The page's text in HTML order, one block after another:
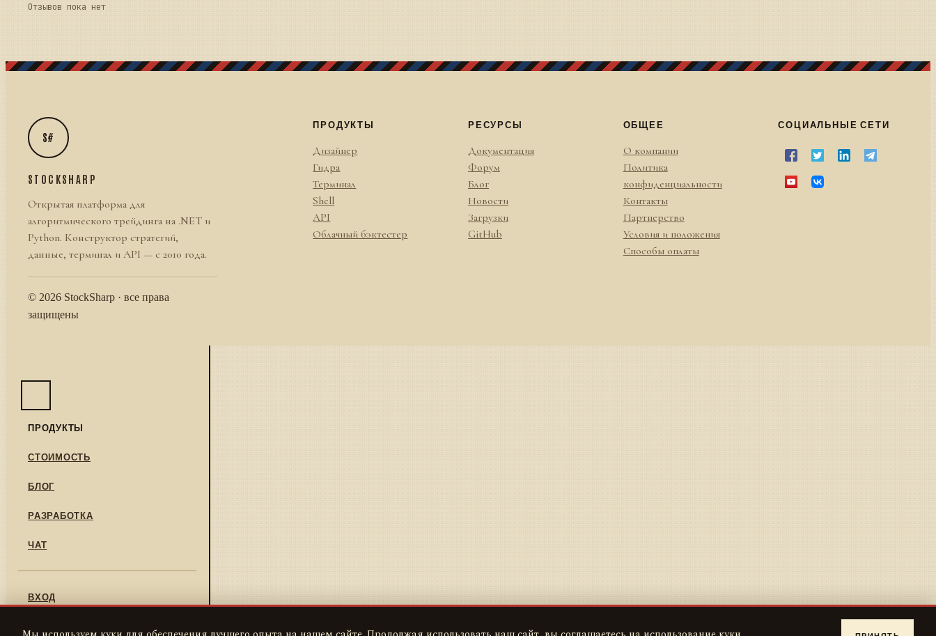
Отзывов пока нет
S#
STOCKSHARP
Открытая платформа для
алгоритмического трейдинга на .NET и
Python. Конструктор стратегий,
данные, терминал и API — с 2010 года.
© 2026 StockSharp · все права
защищены
ПРОДУКТЫ
Дизайнер
Гидра
Терминал
Shell
API
Облачный бэктестер
РЕСУРСЫ
Документация
Форум
Блог
Новости
Загрузки
GitHub
ОБЩЕЕ
О компании
Политика
конфиденциальности
Контакты
Партнерство
Условия и положения
Способы оплаты
СОЦИАЛЬНЫЕ СЕТИ
ПРОДУКТЫ
СТОИМОСТЬ
БЛОГ
РАЗРАБОТКА
ЧАТ
ВХОД